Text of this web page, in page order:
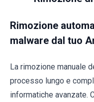
Rimozione
malware dal tuo
La rimozione manuale
processo lungo e
informatiche avanzate.